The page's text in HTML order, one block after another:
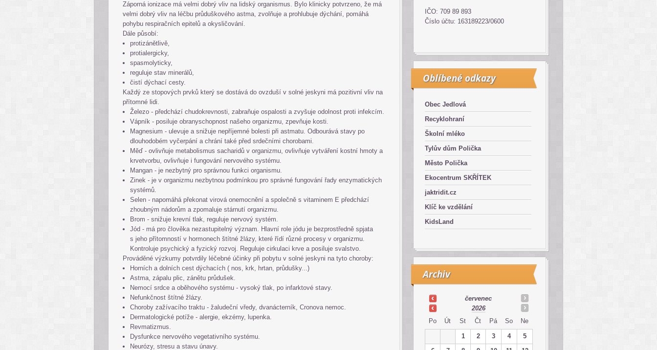
Záporná ionizace má velmi dobrý vliv na lidský organismus. Bylo klinicky potvrzeno, že má
velmi dobrý vliv na léčbu průduškového astma, zvolňuje a prohlubuje dýchání, pomáhá
pohybu respiračních epitelů a okysličování.
Dále působí:
protizánětlivě,
protialergicky,
spasmolyticky,
reguluje stav minerálů,
čistí dýchací cesty.
Každý ze stopových prvků který se dostává do ovzduší v solné jeskyni má pozitivní vliv na
přítomné lidi.
Železo - předchází chudokrevnosti, zabraňuje ospalosti a zvyšuje odolnost proti infekcím.
Vápník - posiluje obranyschopnost našeho organizmu, zpevňuje kosti.
Magnesium - ulevuje a snižuje nepříjemné bolesti při astmatu. Odbourává stavy po
dlouhodobém vyčerpání a chrání také před srdečními chorobami.
Měď - ovlivňuje metabolismus sacharidů v organizmu, ovlivňuje vytváření kostní hmoty a
krvetvorbu, ovlivňuje i fungování nervového systému.
Mangan - je nezbytný pro správnou funkci organismu.
Zinek - je v organizmu nezbytnou podmínkou pro správné fungování řady enzymatických
systémů.
Selen - napomáhá překonat virová onemocnění a společně s vitaminem E předchází
zhoubným nádorům a zpomaluje stárnutí organizmu.
Brom - snižuje krevní tlak, reguluje nervový systém.
Jód - má pro člověka nezastupitelný význam. Hlavní role jódu je bezprostředně spjata
s jeho přítomností v hormonech štítné žlázy, které řídí různé procesy v organizmu.
Kontroluje psychický a fyzický rozvoj. Reguluje cirkulaci krve a posiluje svalstvo.
Prováděné výzkumy potvrdily léčebné účinky při pobytu v solné jeskyni na tyto choroby:
Horních a dolních cest dýchacích ( nos, krk, hrtan, průdušky...)
Astma, zápalu plic, zánětu průdušek.
Nemocí srdce a oběhového systému - vysoký tlak, po infarktové stavy.
Nefunkčnost štítné žlázy.
Choroby zažívacího traktu - žaludeční vředy, dvanácterník, Cronova nemoc.
Dermatologické potíže - alergie, ekzémy, lupenka.
Revmatizmus.
Dysfunkce nervového vegetativního systému.
Neurózy, stresu a stavu únavy.
IČO: 709 89 893
Číslo účtu: 163189223/0600
Oblíbené odkazy
Obec Jedlová
Recyklohraní
Školní mléko
Tylův dům Polička
Město Polička
Ekocentrum SKŘÍTEK
jaktridit.cz
Klíč ke vzdělání
KidsLand
Archiv
červenec
2026
Po
Út St Čt Pá So Ne
1 2 3 4
5